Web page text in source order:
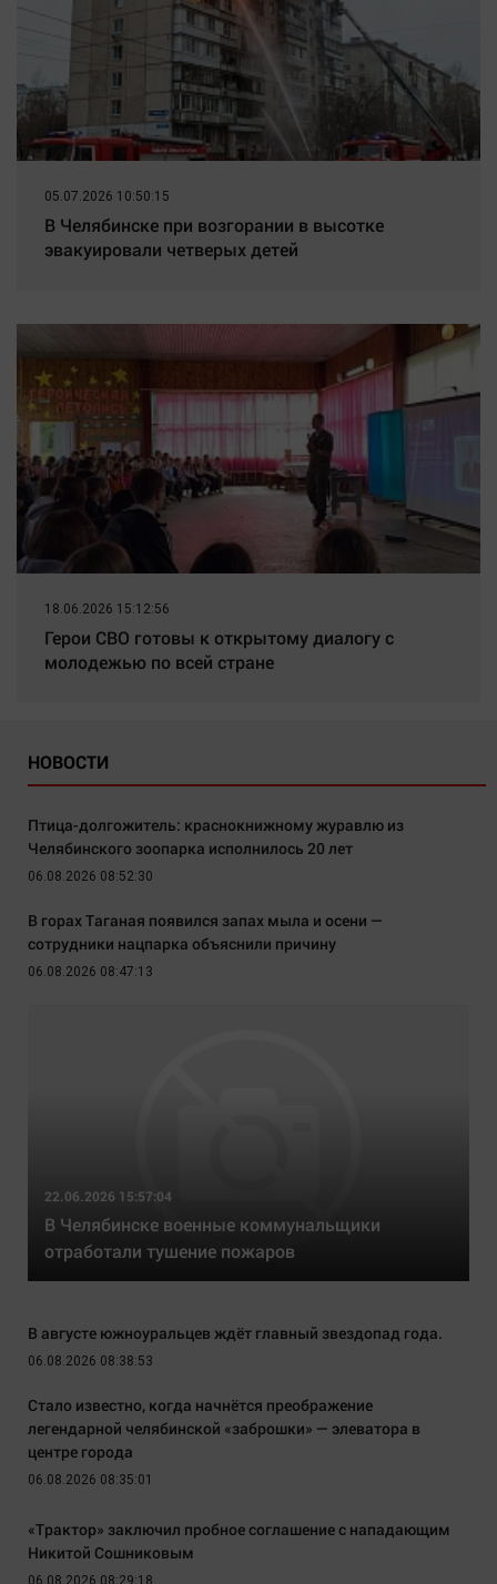
05.07.2026 10:50:15
В Челябинске при возгорании в высотке
эвакуировали четверых детей
18.06.2026 15:12:56
Герои СВО готовы к открытому диалогу с
молодежью по всей стране
НОВОСТИ
Птица-долгожитель: краснокнижному журавлю из
Челябинского зоопарка исполнилось 20 лет
06.08.2026 08:52:30
В горах Таганая появился запах мыла и осени —
сотрудники нацпарка объяснили причину
06.08.2026 08:47:13
22.06.2026 15:57:04
В Челябинске военные коммунальщики
отработали тушение пожаров
В августе южноуральцев ждёт главный звездопад года.
06.08.2026 08:38:53
Стало известно, когда начнётся преображение
легендарной челябинской «заброшки» — элеватора в
центре города
06.08.2026 08:35:01
«Трактор» заключил пробное соглашение с нападающим
Никитой Сошниковым
06.08.2026 08:29:18